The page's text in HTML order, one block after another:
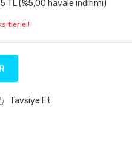
TL (%5,00 havale indirimi)
Tavsiye Et